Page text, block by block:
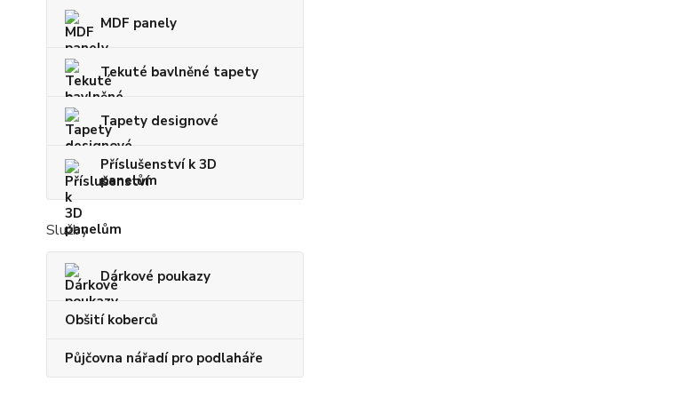
MDF panely
Tekuté bavlněné tapety
Tapety designové
Příslušenství k 3D
panelům
Služby
Dárkové poukazy
Obšití koberců
Půjčovna nářadí pro podlaháře